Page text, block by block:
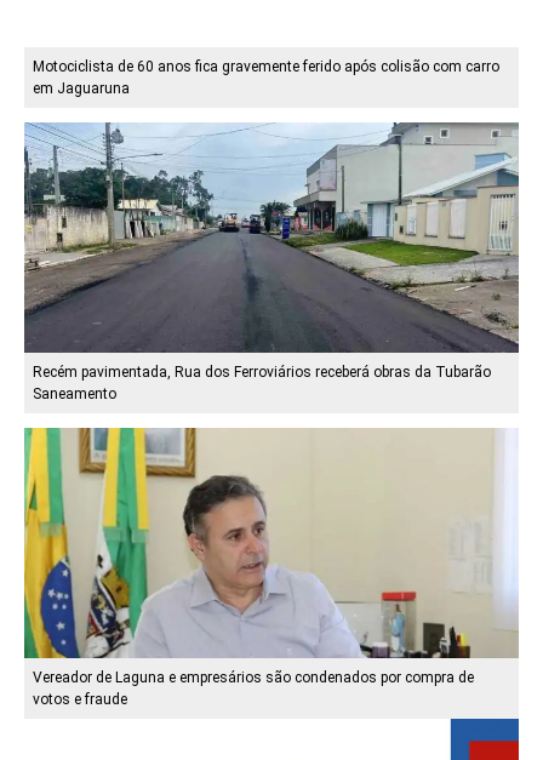
Motociclista de 60 anos fica gravemente ferido após colisão com carro
em Jaguaruna
Recém pavimentada, Rua dos Ferroviários receberá obras da Tubarão
Saneamento
Vereador de Laguna e empresários são condenados por compra de
votos e fraude